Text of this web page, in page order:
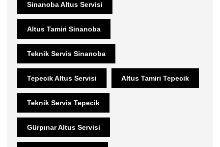
Sinanoba Altus Servisi
Altus Tamiri Sinanoba
Teknik Servis Sinanoba
Tepecik Altus Servisi Altus Tamiri Tepecik
Teknik Servis Tepecik
Gürpınar Altus Servisi